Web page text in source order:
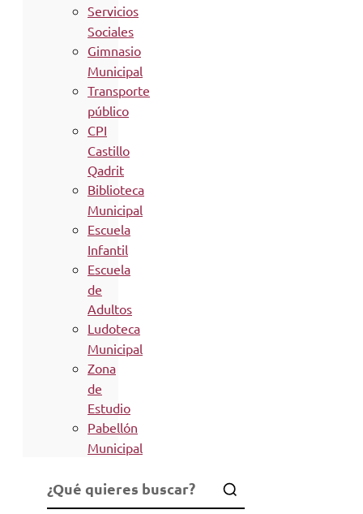
Servicios
Sociales
Gimnasio
Municipal
Transporte
público
CPI
Castillo
Qadrit
Biblioteca
Municipal
Escuela
Infantil
Escuela
de
Adultos
Ludoteca
Municipal
Zona
de
Estudio
Pabellón
Municipal